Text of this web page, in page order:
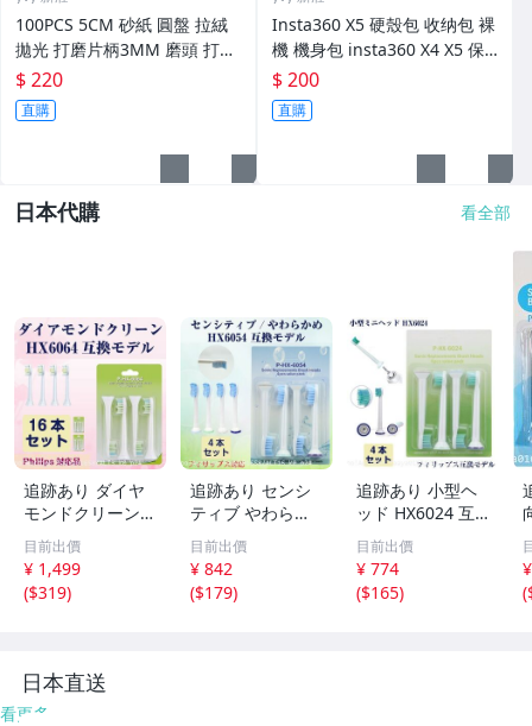
100PCS 5CM 砂紙 圓盤 拉絨
拋光 打磨片柄3MM 磨頭 打磨
頭 打磨機配件
$ 220
直購
Insta360 X5 硬殼包 收纳包 裸
機 機身包 insta360 X4 X5 保
護包 保護殼
$ 200
直購
日本代購 看全部
追跡あり ダイヤ
モンドクリーン
替えブラシ ソニ
ッケアー HX6064
16本（4セット）
互換 フィリップ
目前出價
¥ 1,499
($319)
追跡あり センシ
ティブ やわらか
め 4本 ソニッケ
アー 電動歯ブラ
シ 替え HX6054
互換 Philips Soni
目前出價
¥ 842
($179)
追跡あり 小型ヘ
ッド HX6024 互
換 ソニックケア
ー 4本 フィリッ
プス 電動歯ブラ
シ HX-6024 Phili
目前出價
¥ 774
($165)
(
日本直送
看更多